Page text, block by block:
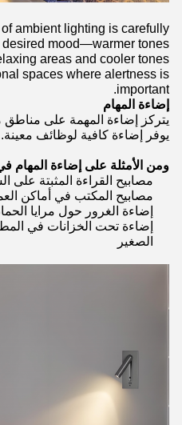
ambient lighting is carefully
desired mood—warmer tones
areas and cooler tones
spaces where alertness is
important.
إضاءة المهام
يتركز إضاءة المهمة على
يوفر إضاءة كافية لوظائف معينة.
ومن الأمثلة على إضاءة المهام
مصابيح القراءة المثبتة على
مصابيح المكتب في أماكن
إضاءة الغرور حول مرايا
إضاءة تحت الخزانات في
الصغير